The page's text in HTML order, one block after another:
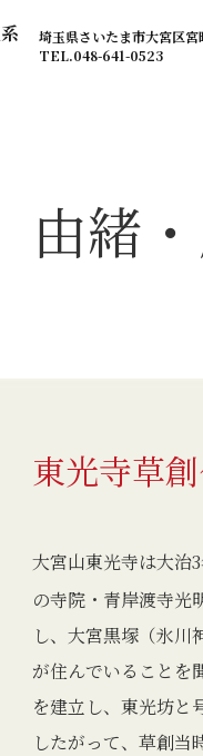
埼玉県さいたま市大宮区宮
TEL.048-641-0523
由緒
東光寺草
大宮山東光寺は大治
の寺院・青岸渡寺光
し、大宮黒塚（氷川
が住んでいることを
を建立し、東光坊と
したがって、草創当